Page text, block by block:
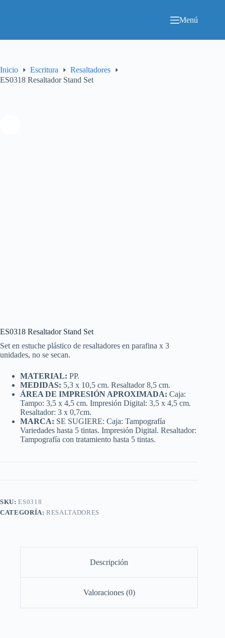
Menú
Inicio Escritura
Resaltadores
ES0318 Resaltador Stand Set
ES0318 Resaltador Stand Set
Set en estuche plástico de resaltadores en parafina x 3
unidades, no se secan.
MATERIAL: PP.
MEDIDAS: 5,3 x 10,5 cm. Resaltador 8,5 cm.
ÁREA DE IMPRESIÓN APROXIMADA: Caja:
Tampo: 3,5 x 4,5 cm. Impresión Digital: 3,5 x 4,5 cm.
Resaltador: 3 x 0,7cm.
MARCA: SE SUGIERE: Caja: Tampografía
Variedades hasta 5 tintas. Impresión Digital. Resaltador:
Tampografía con tratamiento hasta 5 tintas.
SKU:ES0318
CATEGORÍA:RESALTADORES
Descripción
Valoraciones (0)